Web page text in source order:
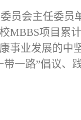
员会主任委员
MBBS项目累
事业发展的中
一路”倡议、